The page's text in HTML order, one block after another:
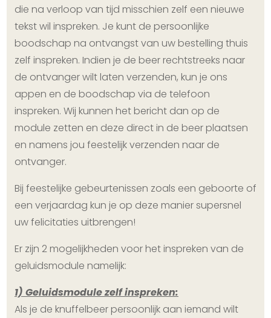
die na verloop van tijd misschien zelf een nieuwe
tekst wil inspreken. Je kunt de persoonlijke
boodschap na ontvangst van uw bestelling thuis
zelf inspreken. Indien je de beer rechtstreeks naar
de ontvanger wilt laten verzenden, kun je ons
appen en de boodschap via de telefoon
inspreken. Wij kunnen het bericht dan op de
module zetten en deze direct in de beer plaatsen
en namens jou feestelijk verzenden naar de
ontvanger.
Bij feestelijke gebeurtenissen zoals een geboorte of
een verjaardag kun je op deze manier supersnel
uw felicitaties uitbrengen!
Er zijn 2 mogelijkheden voor het inspreken van de
geluidsmodule namelijk:
1) Geluidsmodule zelf inspreken:
Als je de knuffelbeer persoonlijk aan iemand wilt